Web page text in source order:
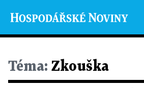
Téma: Zkouška